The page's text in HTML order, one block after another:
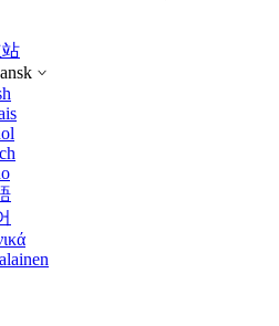
os
Priser og certifikater